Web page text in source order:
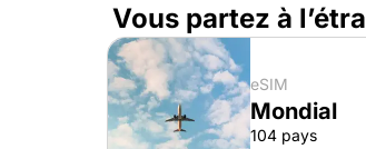
Vous partez à
eSIM
Mondial
104 pays